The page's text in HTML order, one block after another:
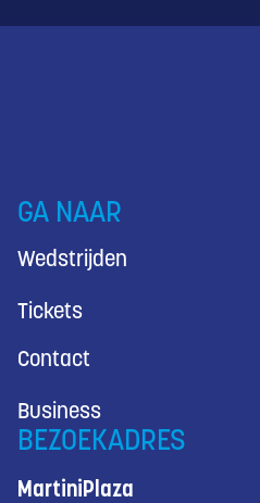
GA NAAR
Wedstrijden
Tickets
Contact
Business
BEZOEKADRES
MartiniPlaza